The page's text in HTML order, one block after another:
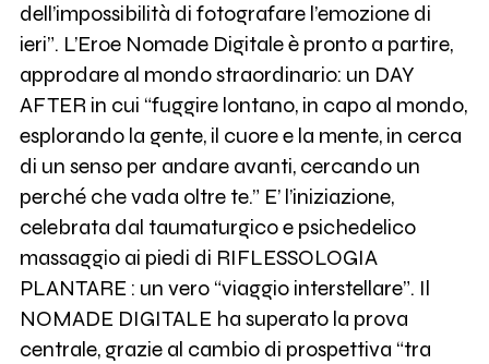
dell’impossibilità di fotografare l’emozione di
ieri”. L’Eroe Nomade Digitale è pronto a partire,
approdare al mondo straordinario: un DAY
AFTER in cui “fuggire lontano, in capo al mondo,
esplorando la gente, il cuore e la mente, in cerca
di un senso per andare avanti, cercando un
perché che vada oltre te.” E’ l’iniziazione,
celebrata dal taumaturgico e psichedelico
massaggio ai piedi di RIFLESSOLOGIA
PLANTARE : un vero “viaggio interstellare”. Il
NOMADE DIGITALE ha superato la prova
centrale, grazie al cambio di prospettiva “tra